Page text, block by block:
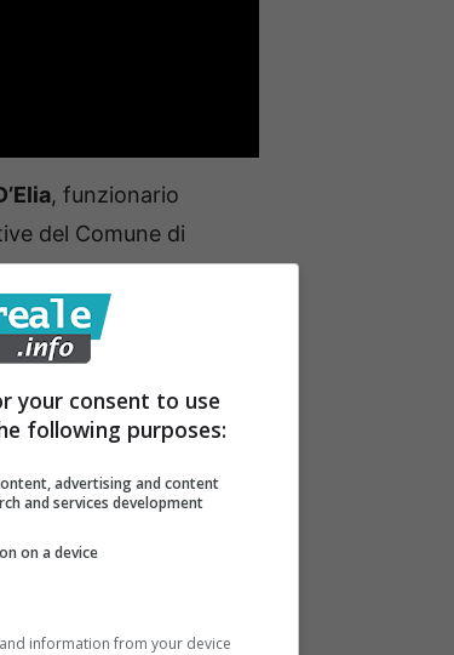
, funzionario
del Comune di
del Comune di
proroga, per 18 ore
.
incarico esterno con
Francescopaolo
Acquisto beni e
a limitare le spese a
your consent to use
following purposes:
advertising and content
and services development
on a device
information from your device